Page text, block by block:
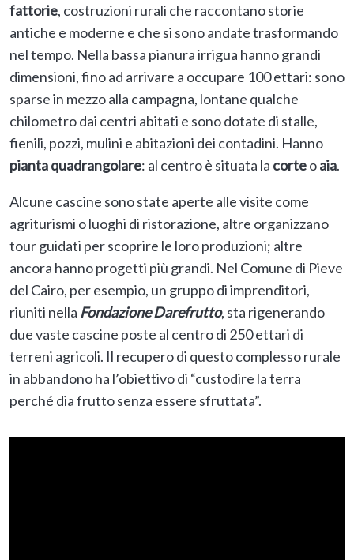
fattorie, costruzioni rurali che raccontano storie
antiche e moderne e che si sono andate trasformando
nel tempo. Nella bassa pianura irrigua hanno grandi
dimensioni, fino ad arrivare a occupare 100 ettari: sono
sparse in mezzo alla campagna, lontane qualche
chilometro dai centri abitati e sono dotate di stalle,
fienili, pozzi, mulini e abitazioni dei contadini. Hanno
pianta quadrangolare: al centro è situata la corteoaia.
Alcune cascine sono state aperte alle visite come
agriturismi o luoghi di ristorazione, altre organizzano
tour guidati per scoprire le loro produzioni; altre
ancora hanno progetti più grandi. Nel Comune di Pieve
del Cairo, per esempio, un gruppo di imprenditori,
riuniti nella Fondazione Darefrutto, sta rigenerando
due vaste cascine poste al centro di 250 ettari di
terreni agricoli. Il recupero di questo complesso rurale
in abbandono ha l’obiettivo di “custodire la terra
perché dia frutto senza essere sfruttata”.